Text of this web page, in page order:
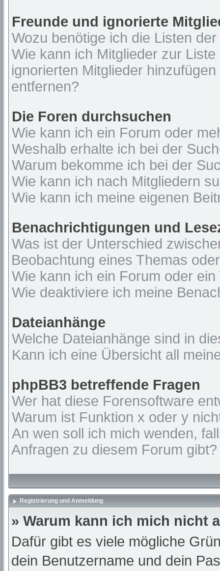
Freunde und ignorierte
Wozu benötige ich die Listen
Wie kann ich Mitglieder zur
ignorierten Mitglieder
entfernen?
Die Foren durchsuchen
Wie kann ich ein Forum oder
Weshalb erhalte ich bei der
Warum bekomme ich bei der
Wie kann ich nach Mitgliedern
Wie kann ich meine eigenen
Benachrichtigungen und
Was ist der Unterschied
Beobachtung eines Themas
Wie kann ich ein Forum oder
Wie deaktiviere ich meine
Dateianhänge
Welche Dateianhänge sind in
Kann ich eine Übersicht all
phpBB3 betreffende Fragen
Wer hat diese Forensoftware
Warum ist Funktion x oder y
An wen soll ich mich wenden,
Anfragen zu diesem Forum gibt?
Registrierung und Anmeldung
» Warum kann ich mich nicht
Dafür gibt es viele mögliche
dein Benutzername und dein